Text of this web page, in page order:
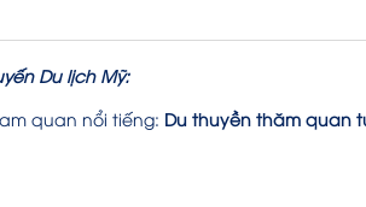
Du lịch Mỹ:
quan nổi tiếng: Du thuyền thăm quan